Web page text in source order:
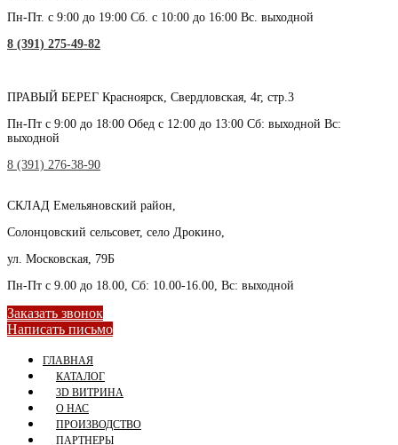
Пн-Пт. с 9:00 до 19:00 Сб. с 10:00 до 16:00 Вс. выходной
8 (391) 275-49-82
ПРАВЫЙ БЕРЕГ Красноярск, Свердловская, 4г, стр.3
Пн-Пт с 9:00 до 18:00 Обед с 12:00 до 13:00 Сб: выходной Вс:
выходной
8 (391) 276-38-90
СКЛАД Емельяновский район,
Солонцовский сельсовет, село Дрокино,
ул. Московская, 79Б
Пн-Пт с 9.00 до 18.00, Сб: 10.00-16.00, Вс: выходной
Заказать звонок
Написать письмо
ГЛАВНАЯ
КАТАЛОГ
3D ВИТРИНА
О НАС
ПРОИЗВОДСТВО
ПАРТНЕРЫ